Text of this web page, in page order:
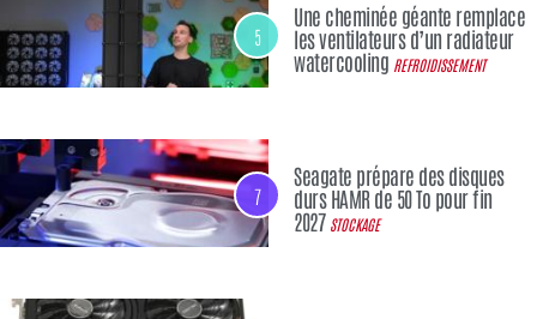
5
Une cheminée géante remplace
les ventilateurs d’un radiateur
watercooling REFROIDISSEMENT
7
Seagate prépare des disques
durs HAMR de 50 To pour fin
2027 STOCKAGE